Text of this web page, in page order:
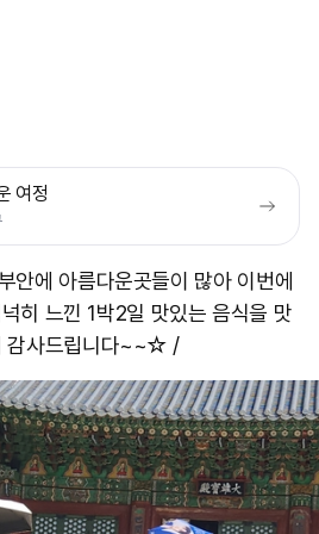
여정
안에 아름다운곳들이 많아 이번에
히 느낀 1박2일 맛있는 음식을 맛
감사드립니다~~☆ /